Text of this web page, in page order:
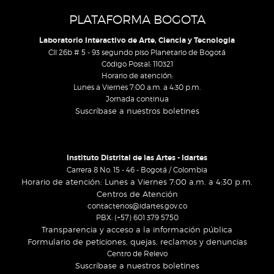
PLATAFORMA BOGOTA
Laboratorio Interactivo de Arte, Ciencia y Tecnología
Cll 26b # 5 - 93 segundo piso Planetario de Bogotá
Código Postal: 110321
Horario de atención:
Lunes a Viernes 7:00 a.m. a 4:30 p.m.
Jornada continua
Suscríbase a nuestros boletines
Instituto Distrital de las Artes - Idartes
Carrera 8 No. 15 - 46 - Bogotá / Colombia
Horario de atención: Lunes a Viernes 7:00 a.m. a 4:30 p.m.
Centros de Atención
contactenos@idartes.gov.co
PBX: (+57) 601 379 5750
Transparencia y acceso a la información pública
Formulario de peticiones, quejas, reclamos y denuncias
Centro de Relevo
Suscríbase a nuestros boletines